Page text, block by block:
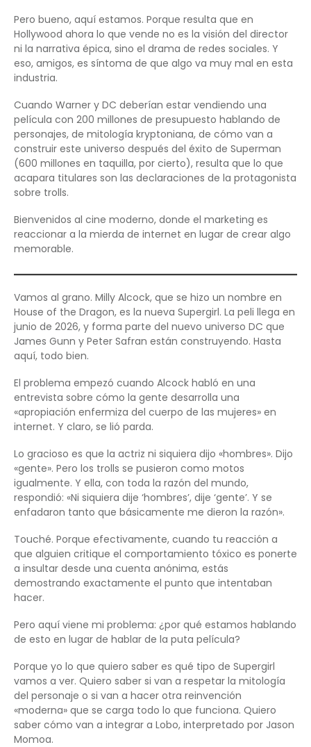
Pero bueno, aquí estamos. Porque resulta que en
Hollywood ahora lo que vende no es la visión del director
ni la narrativa épica, sino el drama de redes sociales. Y
eso, amigos, es síntoma de que algo va muy mal en esta
industria.
Cuando Warner y DC deberían estar vendiendo una
película con 200 millones de presupuesto hablando de
personajes, de mitología kryptoniana, de cómo van a
construir este universo después del éxito de Superman
(600 millones en taquilla, por cierto), resulta que lo que
acapara titulares son las declaraciones de la protagonista
sobre trolls.
Bienvenidos al cine moderno, donde el marketing es
reaccionar a la mierda de internet en lugar de crear algo
memorable.
Vamos al grano. Milly Alcock, que se hizo un nombre en
House of the Dragon, es la nueva Supergirl. La peli llega en
junio de 2026, y forma parte del nuevo universo DC que
James Gunn y Peter Safran están construyendo. Hasta
aquí, todo bien.
El problema empezó cuando Alcock habló en una
entrevista sobre cómo la gente desarrolla una
«apropiación enfermiza del cuerpo de las mujeres» en
internet. Y claro, se lió parda.
Lo gracioso es que la actriz ni siquiera dijo «hombres». Dijo
«gente». Pero los trolls se pusieron como motos
igualmente. Y ella, con toda la razón del mundo,
respondió: «Ni siquiera dije ‘hombres’, dije ‘gente’. Y se
enfadaron tanto que básicamente me dieron la razón».
Touché. Porque efectivamente, cuando tu reacción a
que alguien critique el comportamiento tóxico es ponerte
a insultar desde una cuenta anónima, estás
demostrando exactamente el punto que intentaban
hacer.
Pero aquí viene mi problema: ¿por qué estamos hablando
de esto en lugar de hablar de la puta película?
Porque yo lo que quiero saber es qué tipo de Supergirl
vamos a ver. Quiero saber si van a respetar la mitología
del personaje o si van a hacer otra reinvención
«moderna» que se carga todo lo que funciona. Quiero
saber cómo van a integrar a Lobo, interpretado por Jason
Momoa.